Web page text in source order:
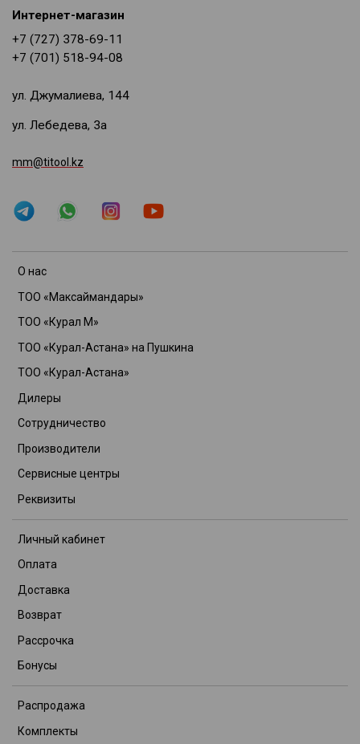
О нас
ТОО «Максаймандары»
ТОО «Курал М»
ТОО «Курал-Астана» на Пушкина
ТОО «Курал-Астана»
Дилеры
Сотрудничество
Производители
Сервисные центры
Реквизиты
Личный кабинет
Оплата
Доставка
Возврат
Рассрочка
Бонусы
Распродажа
Комплекты
Интернет-магазин
+7 (727) 378-69-11
+7 (701) 518-94-08
ул. Джумалиева, 144
ул. Лебедева, 3а
mm@titool.kz